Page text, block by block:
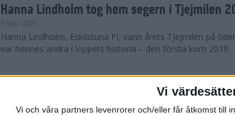
Vi
Vi och våra partners levenrorer och/eller får åtkomst till
Hanna Lindholm tog hem segern i Tjejmilen
6 sep 2025
Hanna Lindholm, Eskilstuna FI, vann årets Tjejmilen på
var hennes andra i loppets historia – den första kom 2019.
Snabbaste segertiden på 12 år i rekordstort
Stockholm Halvmaraton